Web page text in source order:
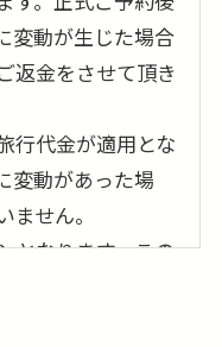
変動が生じた場合
返金をさせて頂き
行代金が適用とな
変動があった場
せん。
となります。この